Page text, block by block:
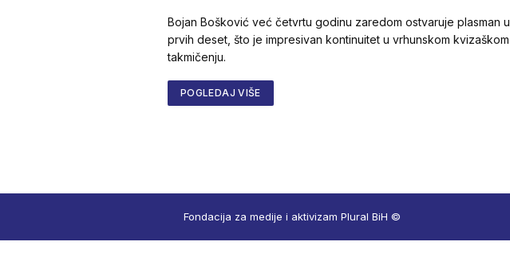
Bojan Bošković već četvrtu godinu zaredom ostvaruje plasman u
prvih deset, što je impresivan kontinuitet u vrhunskom kvizaškom
takmičenju.
POGLEDAJ VIŠE
Fondacija za medije i aktivizam Plural BiH ©